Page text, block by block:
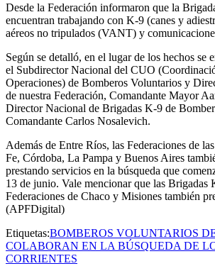
Desde la Federación informaron que la
encuentran trabajando con K-9 (canes y
aéreos no tripulados (VANT) y
Según se detalló, en el lugar de los hechos se
el Subdirector Nacional del CUO
Operaciones) de Bomberos Voluntarios y
de nuestra Federación, Comandante Mayor
Director Nacional de Brigadas K-9 de
Comandante Carlos Nosalevich.
Además de Entre Ríos, las Federaciones de
Fe, Córdoba, La Pampa y Buenos Aires
prestando servicios en la búsqueda que
13 de junio. Vale mencionar que las Brigadas
Federaciones de Chaco y Misiones también
(APFDigital)
Etiquetas:BOMBEROS VOLUNTARIOS
COLABORAN EN LA BÚSQUEDA DE
CORRIENTES